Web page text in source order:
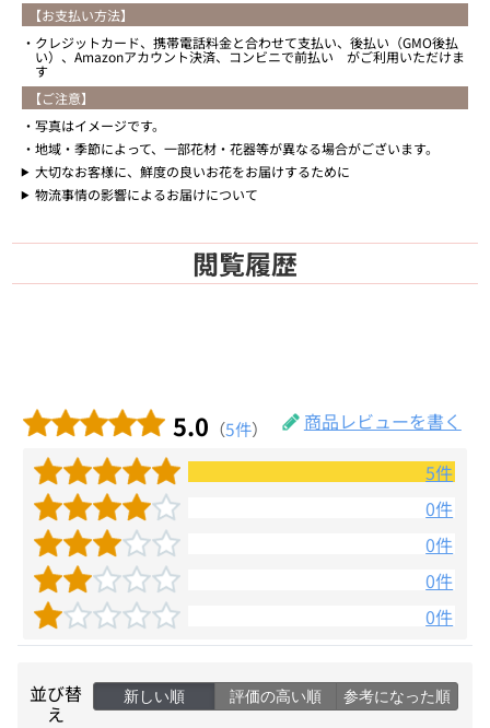
【お支払い方法】
クレジットカード、携帯電話料金と合わせて支払い、後払い（GMO後払
い）、Amazonアカウント決済、コンビニで前払い がご利用いただけま
す
【ご注意】
写真はイメージです。
地域・季節によって、一部花材・花器等が異なる場合がございます。
大切なお客様に、鮮度の良いお花をお届けするために
物流事情の影響によるお届けについて
閲覧履歴
5.0 （5件）
商品レビューを書く
5件
0件
0件
0件
0件
並び替
え
新しい順 評価の高い順 参考になった順